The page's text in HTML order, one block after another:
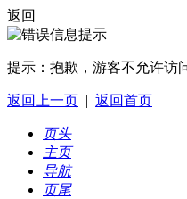
返回
提示： 抱歉，游客不允许访
返回上一页 | 返回首页
页头
主页
导航
页尾